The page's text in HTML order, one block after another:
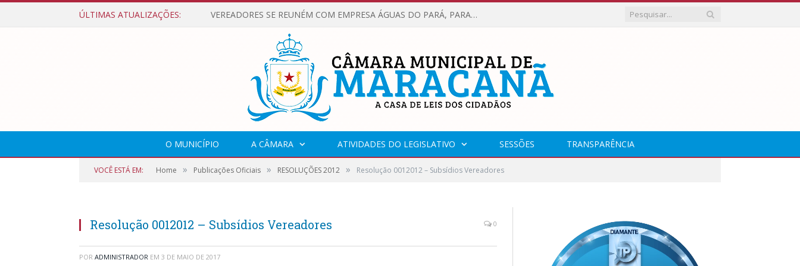
ÚLTIMAS ATUALIZAÇÕES: VEREADORES SE REUNÉM COM EMPRESA ÁGUAS DO PARÁ, PARA APRESENTAR REIVINDICAÇÕES E MELHORIAS NA QUALIDADE DOS SERVIÇOS OFERECIDOS Á POPULAÇÃO.
O MUNICÍPIO A CÂMARA ATIVIDADES DO LEGISLATIVO SESSÕES TRANSPARÊNCIA
VOCÊ ESTÁ EM: Home » Publicações Oficiais » RESOLUÇÕES 2012 » Resolução 0012012 – Subsídios Vereadores
Resolução 0012012 – Subsídios Vereadores 0
POR ADMINISTRADOR EM 3 DE MAIO DE 2017